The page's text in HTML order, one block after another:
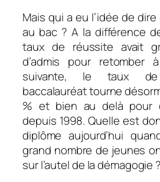
Mais qui a eu l’idée de
au bac ? A la différence
taux de réussite avait
d’admis pour retomber
suivante, le taux
baccalauréat tourne
% et bien au delà pour
depuis 1998. Quelle est
diplôme aujourd’hui
grand nombre de jeunes
sur l’autel de la démagogie ?